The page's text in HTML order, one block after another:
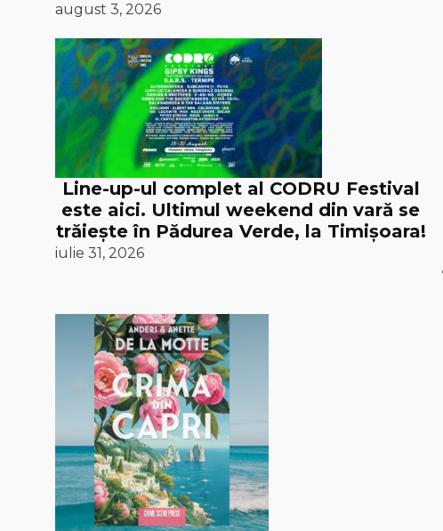
august 3, 2026
Line-up-ul complet al CODRU Festival
este aici. Ultimul weekend din vară se
trăiește în Pădurea Verde, la Timișoara!
iulie 31, 2026